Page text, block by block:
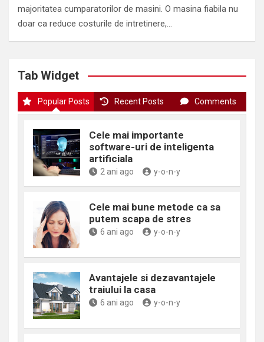
majoritatea cumparatorilor de masini. O masina fiabila nu
doar ca reduce costurile de intretinere,…
Tab Widget
Popular Posts Recent Posts Comments
Cele mai importante
software-uri de inteligenta
artificiala
2 ani ago y-o-n-y
Cele mai bune metode ca sa
putem scapa de stres
6 ani ago y-o-n-y
Avantajele si dezavantajele
traiului la casa
6 ani ago y-o-n-y